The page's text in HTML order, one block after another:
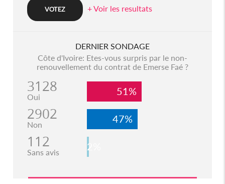
+ Voir les resultats
DERNIER SONDAGE
Côte d'Ivoire: Etes-vous surpris par le non-
renouvellement du contrat de Emerse Faé ?
3128
Oui 51%
2902
Non 47%
112
Sans avis 2%